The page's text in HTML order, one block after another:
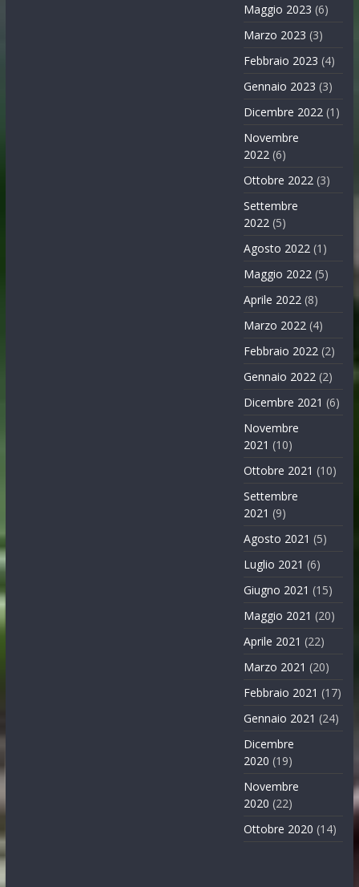
Maggio 2023 (6)
Marzo 2023 (3)
Febbraio 2023 (4)
Gennaio 2023 (3)
Dicembre 2022 (1)
Novembre
2022 (6)
Ottobre 2022 (3)
Settembre
2022 (5)
Agosto 2022 (1)
Maggio 2022 (5)
Aprile 2022 (8)
Marzo 2022 (4)
Febbraio 2022 (2)
Gennaio 2022 (2)
Dicembre 2021 (6)
Novembre
2021 (10)
Ottobre 2021 (10)
Settembre
2021 (9)
Agosto 2021 (5)
Luglio 2021 (6)
Giugno 2021 (15)
Maggio 2021 (20)
Aprile 2021 (22)
Marzo 2021 (20)
Febbraio 2021 (17)
Gennaio 2021 (24)
Dicembre
2020 (19)
Novembre
2020 (22)
Ottobre 2020 (14)